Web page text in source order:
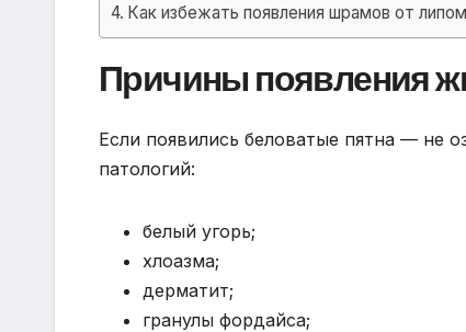
Как избежать появления шрамов от
Причины появления
Если появились беловатые пятна — не
патологий:
белый угорь;
хлоазма;
дерматит;
гранулы фордайса;